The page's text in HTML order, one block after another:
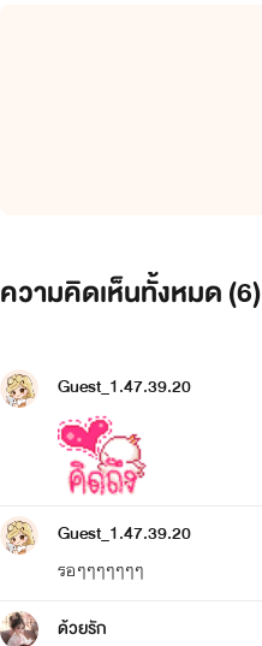
ความคิดเห็นทั้งหมด (6)
Guest_1.47.39.20
Guest_1.47.39.20
รอๆๆๆๆๆๆๆ
ด้วยรัก